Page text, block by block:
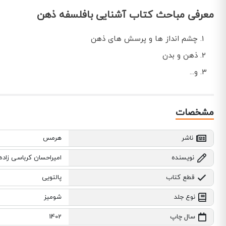
معرفی مباحث کتاب آشنایی بافلسفه ذهن
چشم انداز ها و پرسش های ذهن
ذهن و بدن
و...
مشخصات
ناشر هرمس
نویسنده امیراحسان کرباسی
قطع کتاب پالتویی
نوع جلد شومیز
سال چاپ 1402